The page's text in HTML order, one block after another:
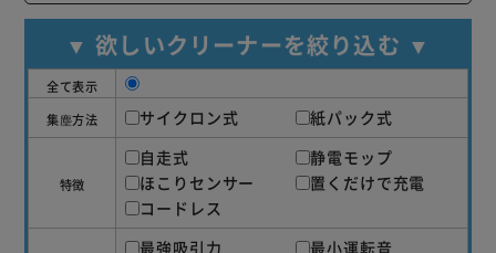
【すき間ノズル】
物と物の間などの狭い隙間におすすめ。
【ブラシノズル】
窓のサッシなど掃きながらの場所に便利。
◆2WAYタイプ
【Stick】
広い範囲の掃除に最適。
スリムなのでソファ下など届きにくい場所でも活躍。
▼ 欲しいクリーナーを絞り込む ▼
全て表示
集塵方法
サイクロン式 紙パック式
特徴
自走式
静電モップ
ほこりセンサー
置くだけで充電
コードレス
最強吸引力
最小運転音